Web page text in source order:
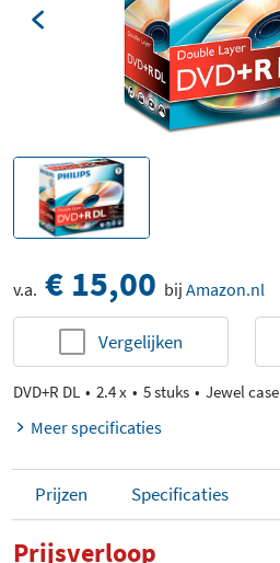
v.a. € 15,00 bij Amazon.nl
Vergelijken
DVD+R DL 2.4 x 5 stuks Jewel case
Meer specificaties
Prijzen Specificaties
Prijsverloop